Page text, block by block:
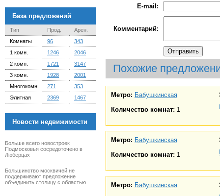
База предложений
Тип Прод.
Арен.
Комнаты
96
343
1 комн.
1246
2046
2 комн.
1721
3147
3 комн.
1928
2001
Многокомн.
271
353
Элитная
2369 1467
Новости недвижимости
Больше всего новостроек
Подмосковья сосредоточено в
Люберцах
Большинство москвичей не
поддерживают предложение
объединить столицу с областью.
E-mail:
Комментарий:
Похожие
Метро: Бабушкинская
Количество комнат: 1
Метро: Бабушкинская
Количество комнат: 1
Метро: Бабушкинская